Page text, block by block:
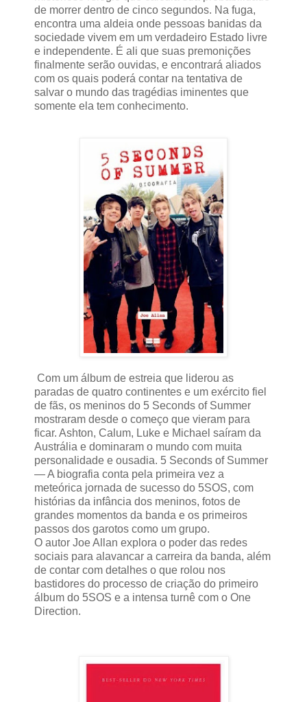
de morrer dentro de cinco segundos. Na fuga,
encontra uma aldeia onde pessoas banidas da
sociedade vivem em um verdadeiro Estado livre
e independente. É ali que suas premonições
finalmente serão ouvidas, e encontrará aliados
com os quais poderá contar na tentativa de
salvar o mundo das tragédias iminentes que
somente ela tem conhecimento.
Com um álbum de estreia que liderou as
paradas de quatro continentes e um exército fiel
de fãs, os meninos do 5 Seconds of Summer
mostraram desde o começo que vieram para
ficar. Ashton, Calum, Luke e Michael saíram da
Austrália e dominaram o mundo com muita
personalidade e ousadia. 5 Seconds of Summer
— A biografia conta pela primeira vez a
meteórica jornada de sucesso do 5SOS, com
histórias da infância dos meninos, fotos de
grandes momentos da banda e os primeiros
passos dos garotos como um grupo.
O autor Joe Allan explora o poder das redes
sociais para alavancar a carreira da banda, além
de contar com detalhes o que rolou nos
bastidores do processo de criação do primeiro
álbum do 5SOS e a intensa turnê com o One
Direction.